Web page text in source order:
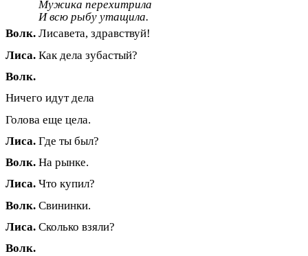
Мужика перехитрила
И всю рыбу утащила.
Волк. Лисавета, здравствуй!
Лиса. Как дела зубастый?
Волк.
Ничего идут дела
Голова еще цела.
Лиса. Где ты был?
Волк. На рынке.
Лиса. Что купил?
Волк. Свининки.
Лиса. Сколько взяли?
Волк.